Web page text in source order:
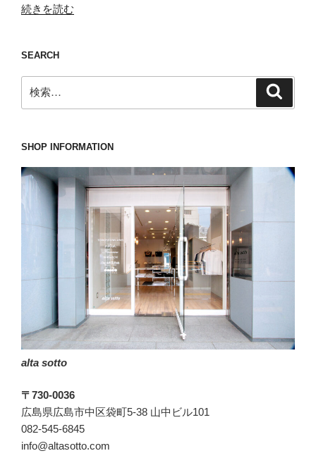
“そ
間
嬉
し
涙
流
る
あ
ろ
WH(ダ
ブ
イ
チ)
の
イ
ド
ゴ
ア
続きを読む
SEARCH
索:
SHOP INFORMATION
alta sotto
〒730-0036
広島県広島市中区袋町5-38 山中ビル101
082-545-6845
info@altasotto.com